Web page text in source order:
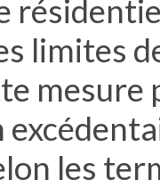
limites
les